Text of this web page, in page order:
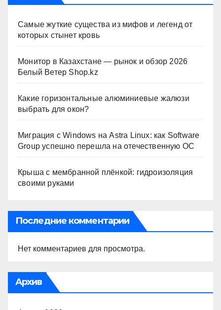
Самые жуткие существа из мифов и легенд от
которых стынет кровь
Монитор в Казахстане — рынок и обзор 2026
Белый Ветер Shop.kz
Какие горизонтальные алюминиевые жалюзи
выбрать для окон?
Миграция с Windows на Astra Linux: как Software
Group успешно перешла на отечественную ОС
Крыша с мембранной плёнкой: гидроизоляция
своими руками
Последние комментарии
Нет комментариев для просмотра.
Архив